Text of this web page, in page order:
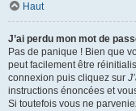
Haut
J’ai perdu mon mot de
Pas de panique ! Bien que
peut facilement être
connexion puis cliquez sur
instructions énoncées et
Si toutefois vous ne